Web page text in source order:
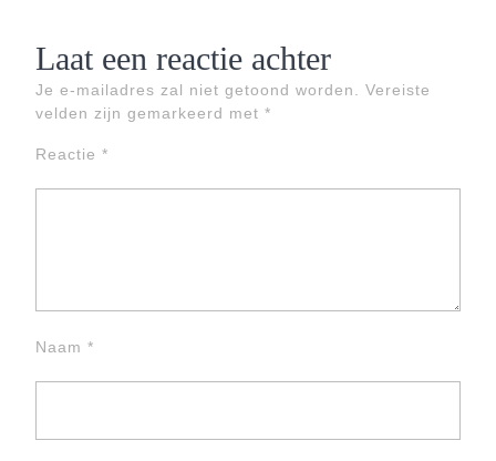
Laat een reactie achter
Je e-mailadres zal niet getoond worden.
Vereiste
velden zijn gemarkeerd met *
Reactie *
Naam *